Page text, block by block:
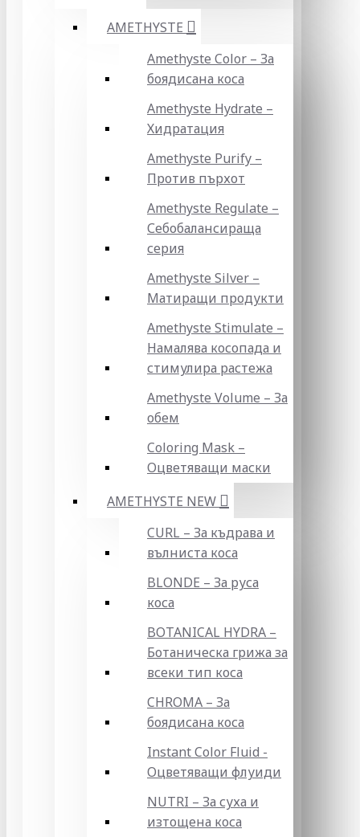
AMETHYSTE
Amethyste Color – За
боядисана коса
Amethyste Hydrate –
Хидратация
Amethyste Purify –
Против пърхот
Amethyste Regulate –
Себобалансираща
серия
Amethyste Silver –
Матиращи продукти
Amethyste Stimulate –
Намалява косопада и
стимулира растежа
Amethyste Volume – За
обем
Coloring Mask –
Оцветяващи маски
AMETHYSTE NEW
CURL – За къдрава и
вълниста коса
BLONDE – За руса
коса
BOTANICAL HYDRA –
Ботаническа грижа за
всеки тип коса
CHROMA – За
боядисана коса
Instant Color Fluid -
Оцветяващи флуиди
NUTRI – За суха и
изтощена коса